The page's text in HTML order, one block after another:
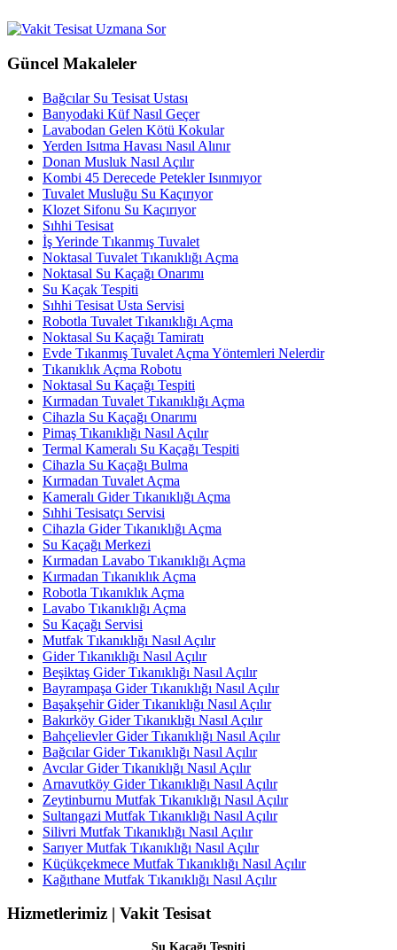
Güncel Makaleler
Bağcılar Su Tesisat Ustası
Banyodaki Küf Nasıl Geçer
Lavabodan Gelen Kötü Kokular
Yerden Isıtma Havası Nasıl Alınır
Donan Musluk Nasıl Açılır
Kombi 45 Derecede Petekler Isınmıyor
Tuvalet Musluğu Su Kaçırıyor
Klozet Sifonu Su Kaçırıyor
Sıhhi Tesisat
İş Yerinde Tıkanmış Tuvalet
Noktasal Tuvalet Tıkanıklığı Açma
Noktasal Su Kaçağı Onarımı
Su Kaçak Tespiti
Sıhhi Tesisat Usta Servisi
Robotla Tuvalet Tıkanıklığı Açma
Noktasal Su Kaçağı Tamiratı
Evde Tıkanmış Tuvalet Açma Yöntemleri Nelerdir
Tıkanıklık Açma Robotu
Noktasal Su Kaçağı Tespiti
Kırmadan Tuvalet Tıkanıklığı Açma
Cihazla Su Kaçağı Onarımı
Pimaş Tıkanıklığı Nasıl Açılır
Termal Kameralı Su Kaçağı Tespiti
Cihazla Su Kaçağı Bulma
Kırmadan Tuvalet Açma
Kameralı Gider Tıkanıklığı Açma
Sıhhi Tesisatçı Servisi
Cihazla Gider Tıkanıklığı Açma
Su Kaçağı Merkezi
Kırmadan Lavabo Tıkanıklığı Açma
Kırmadan Tıkanıklık Açma
Robotla Tıkanıklık Açma
Lavabo Tıkanıklığı Açma
Su Kaçağı Servisi
Mutfak Tıkanıklığı Nasıl Açılır
Gider Tıkanıklığı Nasıl Açılır
Beşiktaş Gider Tıkanıklığı Nasıl Açılır
Bayrampaşa Gider Tıkanıklığı Nasıl Açılır
Başakşehir Gider Tıkanıklığı Nasıl Açılır
Bakırköy Gider Tıkanıklığı Nasıl Açılır
Bahçelievler Gider Tıkanıklığı Nasıl Açılır
Bağcılar Gider Tıkanıklığı Nasıl Açılır
Avcılar Gider Tıkanıklığı Nasıl Açılır
Arnavutköy Gider Tıkanıklığı Nasıl Açılır
Zeytinburnu Mutfak Tıkanıklığı Nasıl Açılır
Sultangazi Mutfak Tıkanıklığı Nasıl Açılır
Silivri Mutfak Tıkanıklığı Nasıl Açılır
Sarıyer Mutfak Tıkanıklığı Nasıl Açılır
Küçükçekmece Mutfak Tıkanıklığı Nasıl Açılır
Kağıthane Mutfak Tıkanıklığı Nasıl Açılır
Hizmetlerimiz | Vakit Tesisat
Su Kaçağı Tespiti